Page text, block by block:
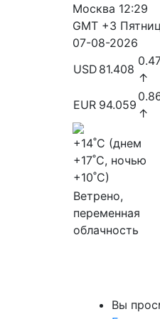
Москва 12:29
GMT +3
07-08-2026
USD 81.408
↑
EUR 94.059
↑
+14˚C (днем
+17˚C, ночью
+10˚C)
Ветрено,
переменная
облачность
Вы